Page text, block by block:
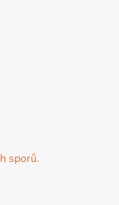
sporů.